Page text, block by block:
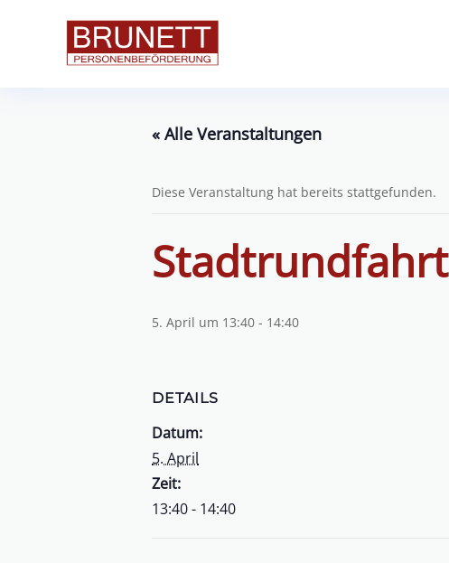
« Alle Veranstaltungen
Diese Veranstaltung hat bereits stattgefunden.
Stadtrundfahrt
5. April um 13:40 - 14:40
DETAILS
Datum:
5. April
Zeit:
13:40 - 14:40